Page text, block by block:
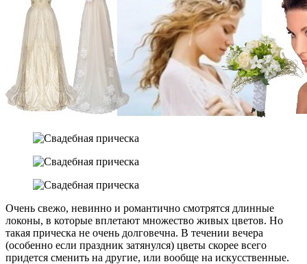
Очень свежо, невинно и романтично смотрятся длинные
локоны, в которые вплетают множество живых цветов. Но
такая прическа не очень долговечна. В течении вечера
(особенно если праздник затянулся) цветы скорее всего
придется сменить на другие, или вообще на искусственные.